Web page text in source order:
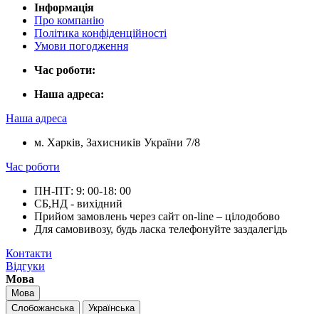
Інформація
Про компанію
Політика конфіденційності
Умови погодження
Час роботи:
Наша адреса:
Наша адреса
м. Харків, Захисників України 7/8
Час роботи
ПН-ПТ: 9: 00-18: 00
СБ,НД - вихідний
Прийом замовлень через сайт on-line – цілодобово
Для самовивозу, будь ласка телефонуйте заздалегідь
Контакти
Відгуки
Мова
Мова
Слобожанська
Українська